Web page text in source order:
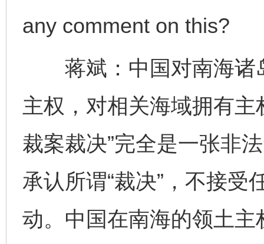
any comment on this?
蒋斌：中国对南海诸
主权，对相关海域拥有
裁案裁决”完全是一张非
承认所谓“裁决”，不接受
动。中国在南海的领土